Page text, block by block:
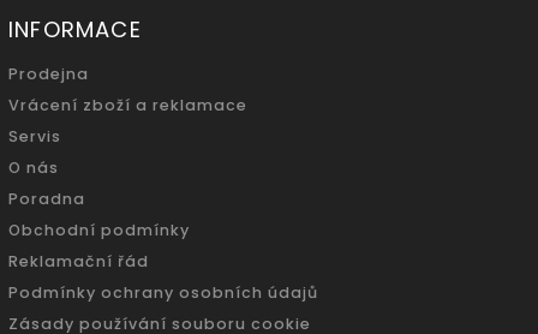
INFORMACE
Prodejna
Vrácení zboží a reklamace
Servis
O nás
Poradna
Obchodní podmínky
Reklamační řád
Podmínky ochrany osobních údajů
Zásady používání souboru cookie